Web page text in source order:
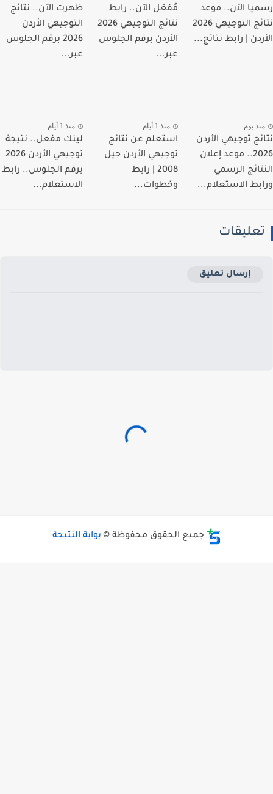
الآن.. موعد
نتائج التوجيهي 2026
| رابط نتائج...
مُفعّل الآن.. رابط
نتائج التوجيهي 2026
الأردن برقم الجلوس
عبر...
ظهرت الآن.. نتائج
التوجيهي الأردن
2026 برقم الجلوس
عبر...
يوم
توجيهي الأردن
2026.. موعد إعلان
الرسمي
الاستعلام...
منذ 1 أيام
استعلم عن نتائج
توجيهي الأردن جيل
2008 | رابط
وخطوات...
منذ 1 أيام
لينك مفعل.. نتيجة
توجيهي الأردن 2026
برقم الجلوس.. رابط
الاستعلام...
إرسال تعليق
جميع الحقوق محفوظة © بوابة النتيجة